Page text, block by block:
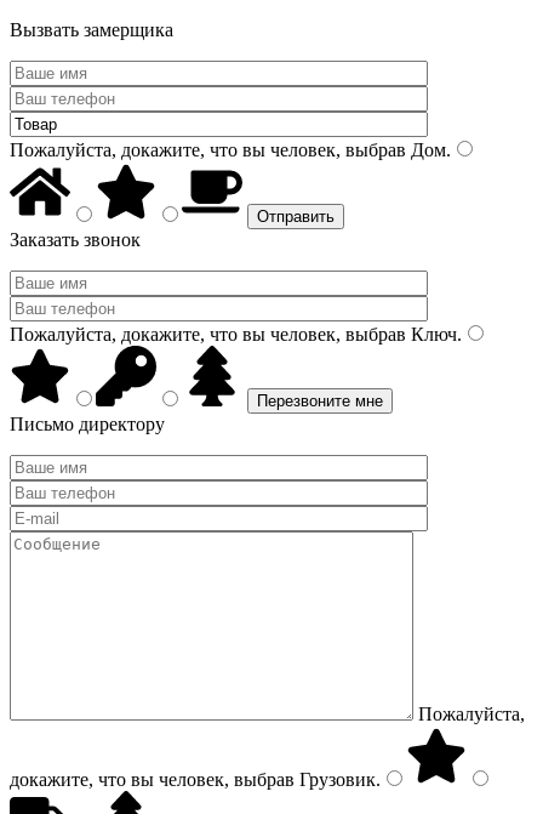
Вызвать замерщика
Пожалуйста, докажите, что вы человек, выбрав Дом.
Заказать звонок
Пожалуйста, докажите, что вы человек, выбрав Ключ.
Письмо директору
Пожалуйста,
докажите, что вы человек, выбрав Грузовик.